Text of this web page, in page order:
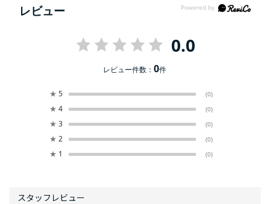
レビュー
0.0
レビュー件数：0件
★ 5 (0)
★ 4 (0)
★ 3 (0)
★ 2 (0)
★ 1 (0)